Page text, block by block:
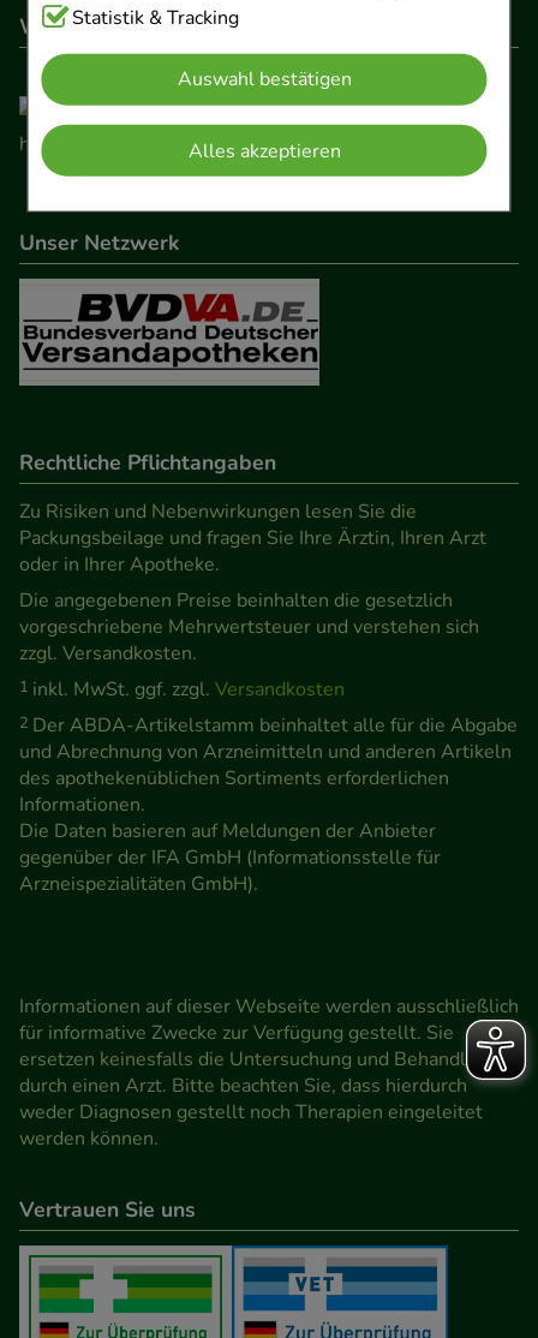
Cookies, die für die Grundfunktionen unserer
Website notwendig sind (z.B. Navigation,
Warenkorb, Kundenkonto), weshalb auf diese nicht
verzichtet werden kann.
Komfort:Diese Cookies werden genutzt um das
Einkaufserlebnis noch ansprechender zu gestalten,
beispielsweise für die Wiedererkennung des
Besuchers oder unsere Seite an bevorzugte
Verhaltensweisen (z.B. Spracheinstellung)
anzupassen. Komfort-Cookies ermöglichen es uns
auch auf Ihre Bedürfnisse zugeschrittene Inhalte
Statistik & Tracking:Hierüber lassen sich
Informationen über die Art und Weise der Nutzung
unserer Website sammeln, mit deren Hilfe wir
unsere Website weiter für Sie optimieren können,
den Inhalt auf unserer Website aber auch die
Werbung auf Drittseiten möglichst relevant für Sie
zu gestalten. Bitte beachten Sie, dass Daten hierfür
teilweise an Dritte wie z.B. Google oder soziale
Medien übertragen werden.
Statistik & Tracking
Auswahl bestätigen
Alles akzeptieren
Wir sind hier gelistet
Unser Netzwerk
Rechtliche Pflichtangaben
Zu Risiken und Nebenwirkungen lesen Sie die
Packungsbeilage und fragen Sie Ihre Ärztin, Ihren Arzt
oder in Ihrer Apotheke.
Die angegebenen Preise beinhalten die gesetzlich
vorgeschriebene Mehrwertsteuer und verstehen sich
zzgl. Versandkosten.
1 inkl. MwSt. ggf. zzgl. Versandkosten
2 Der ABDA-Artikelstamm beinhaltet alle für die Abgabe
und Abrechnung von Arzneimitteln und anderen Artikeln
des apothekenüblichen Sortiments erforderlichen
Informationen.
Die Daten basieren auf Meldungen der Anbieter
gegenüber der IFA GmbH (Informationsstelle für
Arzneispezialitäten GmbH).
Informationen auf dieser Webseite werden ausschließlich
für informative Zwecke zur Verfügung gestellt. Sie
ersetzen keinesfalls die Untersuchung und Behandlung
durch einen Arzt. Bitte beachten Sie, dass hierdurch
weder Diagnosen gestellt noch Therapien eingeleitet
werden können.
Vertrauen Sie uns